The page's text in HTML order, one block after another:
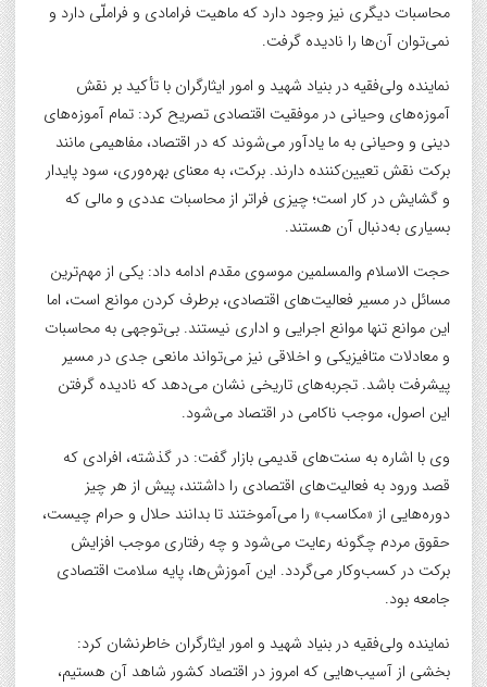
محاسبات دیگری نیز وجود دارد که ماهیت فرامادی و فراملّی دارد و
نمی‌توان آن‌ها را نادیده گرفت.
نماینده ولی‌فقیه در بنیاد شهید و امور ایثارگران با تأکید بر نقش
آموزه‌های وحیانی در موفقیت اقتصادی تصریح کرد: تمام آموزه‌های
دینی و وحیانی به ما یادآور می‌شوند که در اقتصاد، مفاهیمی مانند
برکت نقش تعیین‌کننده دارند. برکت، به معنای بهره‌وری، سود پایدار
و گشایش در کار است؛ چیزی فراتر از محاسبات عددی و مالی که
بسیاری به‌دنبال آن هستند.
حجت الاسلام والمسلمین موسوی مقدم ادامه داد: یکی از مهم‌ترین
مسائل در مسیر فعالیت‌های اقتصادی، برطرف کردن موانع است، اما
این موانع تنها موانع اجرایی و اداری نیستند. بی‌توجهی به محاسبات
و معادلات متافیزیکی و اخلاقی نیز می‌تواند مانعی جدی در مسیر
پیشرفت باشد. تجربه‌های تاریخی نشان می‌دهد که نادیده گرفتن
این اصول، موجب ناکامی در اقتصاد می‌شود.
وی با اشاره به سنت‌های قدیمی بازار گفت: در گذشته، افرادی که
قصد ورود به فعالیت‌های اقتصادی را داشتند، پیش از هر چیز
دوره‌هایی از «مکاسب» را می‌آموختند تا بدانند حلال و حرام چیست،
حقوق مردم چگونه رعایت می‌شود و چه رفتاری موجب افزایش
برکت در کسب‌وکار می‌گردد. این آموزش‌ها، پایه سلامت اقتصادی
جامعه بود.
نماینده ولی‌فقیه در بنیاد شهید و امور ایثارگران خاطرنشان کرد:
بخشی از آسیب‌هایی که امروز در اقتصاد کشور شاهد آن هستیم،